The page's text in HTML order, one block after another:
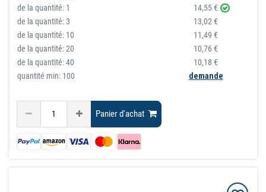
de la quantité: 1
14,55 €
de la quantité:3
13,02 €
de la quantité: 10
11,49 €
de la quantité:20
10,76 €
de la quantité:40
10,18 €
quantité min: 100
demande
Panier d'achat